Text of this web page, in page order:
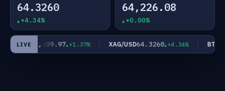
64.3260
+4.34%
64,226.08
+0.00%
LIVE
XAU/USD4,309.97 +1.37% XAG/USD64.3260 +4.34% BTC/